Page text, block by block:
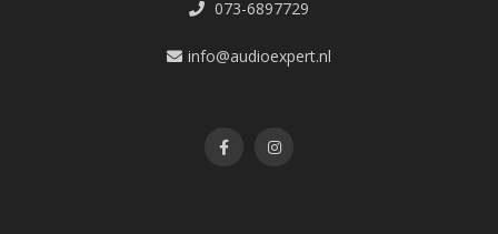
073-6897729
info@audioexpert.nl